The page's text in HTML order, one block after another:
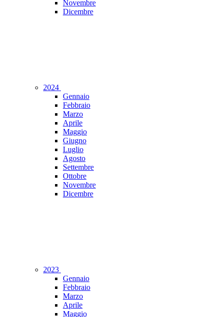
Novembre
Dicembre
2024
Gennaio
Febbraio
Marzo
Aprile
Maggio
Giugno
Luglio
Agosto
Settembre
Ottobre
Novembre
Dicembre
2023
Gennaio
Febbraio
Marzo
Aprile
Maggio